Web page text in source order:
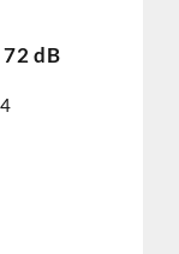
72 dB